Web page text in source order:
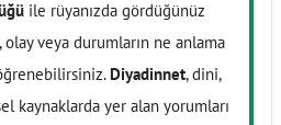
ile rüyanızda gördüğünüz
olay veya durumların ne anlama
Diyadinnet, dini,
kaynaklarda yer alan yorumları